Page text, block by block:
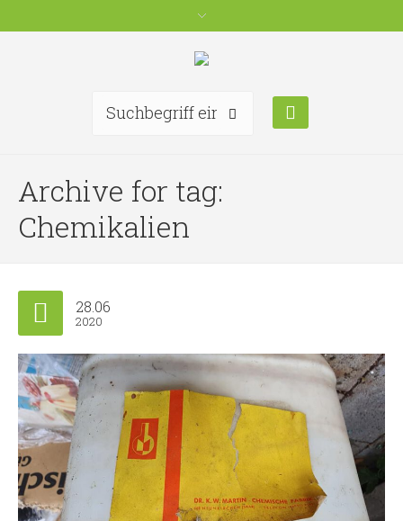
Archive for tag:
Chemikalien
28.06
2020